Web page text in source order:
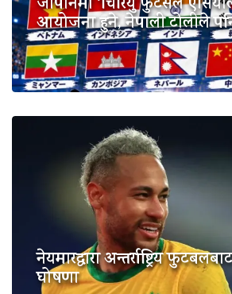
जापानमा ‘चिरियु फुटसल
आयोजना हुने, नेपाली टोलीले
नेयमारद्वारा अन्तर्राष्ट्रिय
घोषणा